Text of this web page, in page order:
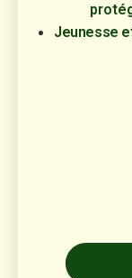
Jeunesse